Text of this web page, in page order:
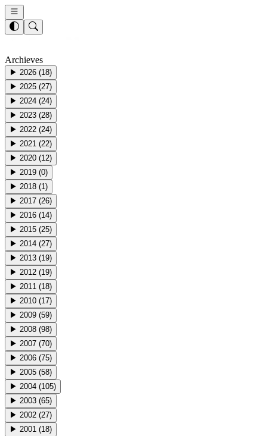
Archieves
▶ 2026 (18)
▶ 2025 (27)
▶ 2024 (24)
▶ 2023 (28)
▶ 2022 (24)
▶ 2021 (22)
▶ 2020 (12)
▶ 2019 (0)
▶ 2018 (1)
▶ 2017 (26)
▶ 2016 (14)
▶ 2015 (25)
▶ 2014 (27)
▶ 2013 (19)
▶ 2012 (19)
▶ 2011 (18)
▶ 2010 (17)
▶ 2009 (59)
▶ 2008 (98)
▶ 2007 (70)
▶ 2006 (75)
▶ 2005 (58)
▶ 2004 (105)
▶ 2003 (65)
▶ 2002 (27)
▶ 2001 (18)